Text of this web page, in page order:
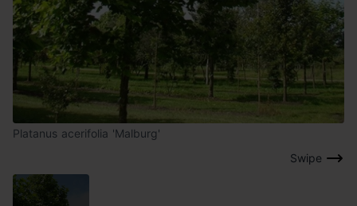
Swipe
Platanus acerifolia 'Malburg'